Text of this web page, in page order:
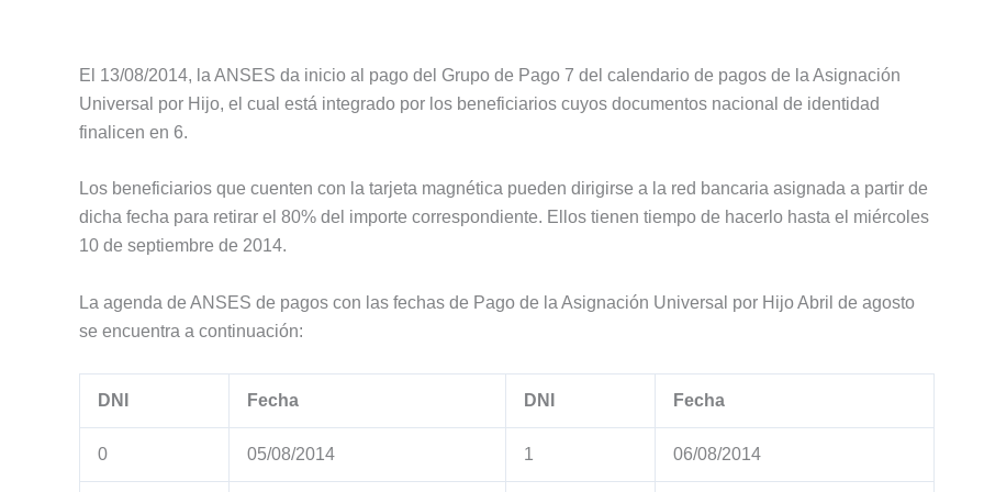
El 13/08/2014, la ANSES da inicio al pago del Grupo de Pago 7 del calendario de pagos de la Asignación
Universal por Hijo, el cual está integrado por los beneficiarios cuyos documentos nacional de identidad
finalicen en 6.
Los beneficiarios que cuenten con la tarjeta magnética pueden dirigirse a la red bancaria asignada a partir de
dicha fecha para retirar el 80% del importe correspondiente. Ellos tienen tiempo de hacerlo hasta el miércoles
10 de septiembre de 2014.
La agenda de ANSES de pagos con las fechas de Pago de la Asignación Universal por Hijo Abril de agosto
se encuentra a continuación:
DNI Fecha DNI Fecha
0 05/08/2014 1 06/08/2014